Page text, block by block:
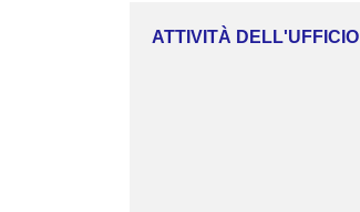
ATTIVITÀ DELL'UFFICIO